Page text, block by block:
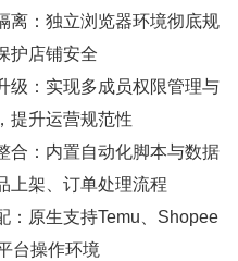
：独立浏览器环境彻底规
护店铺安全
：实现多成员权限管理与
提升运营规范性
：内置自动化脚本与数据
上架、订单处理流程
原生支持Temu、Shopee
台操作环境